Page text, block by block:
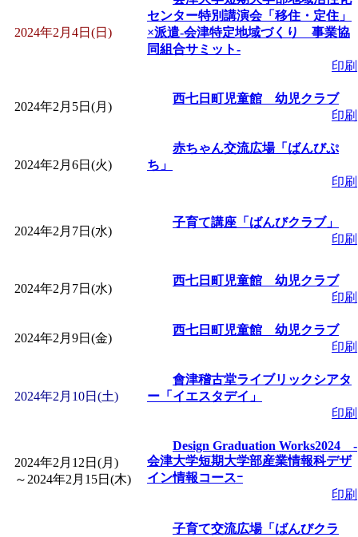
「まだまだ暑い！コ
レクリエーション
」 受付期
「皆鶴姫のこびる塾
～」 受付期間：～
間：2026/08/10～2026/
「赤ちゃん交流広場
間：2026/08/10～2026/
みなづる号乗車体
de 健康づくり」」 受
堂島地区歴史ウオ
2024年2月4日(日)
センター特別講演会「移住・定住」
×派遣-会津特定地域づくり 事業協
同組合サミット-
印刷
2024年2月5日(月)
西七日町児童館 幼児クラブ
印刷
2024年2月6日(火)
赤ちゃん交流広場「ばんびぷ
ち」
印刷
2024年2月7日(水)
子育て講座「ばんびクラブ」
印刷
2024年2月7日(水)
西七日町児童館 幼児クラブ
印刷
2024年2月9日(金)
西七日町児童館 幼児クラブ
印刷
2024年2月10日(土)
會津稽古堂ライブリックシアタ
ー「イエスタデイ」
印刷
2024年2月12日(月)
～ 2024年2月15日(木)
Design Graduation Works2024 ‐
会津大学短期大学部産業情報科デザ
イン情報コースｰ
印刷
子育て交流広場「ばんびクラ